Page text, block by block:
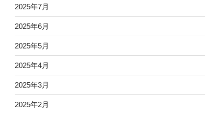
2025年7月
2025年6月
2025年5月
2025年4月
2025年3月
2025年2月